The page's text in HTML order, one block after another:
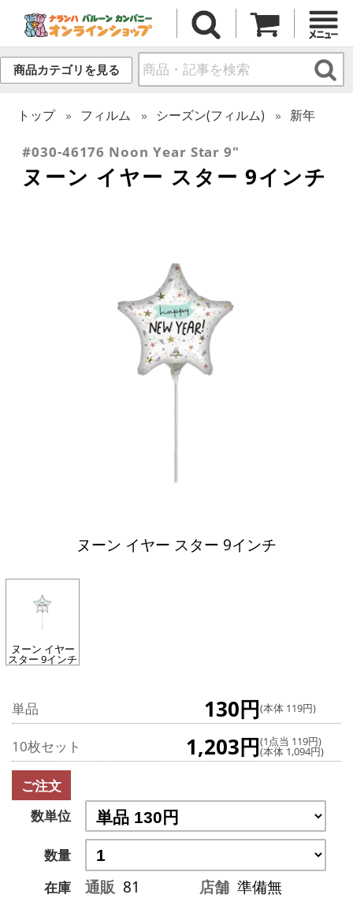
商品カテゴリを見る
トップ フィルム シーズン(フィルム) 新年
#030-46176 Noon Year Star 9"
ヌーン イヤー スター 9インチ
ヌーン イヤー スター 9インチ
ヌーン イヤー
スター 9インチ
単品 130円(本体 119円)
10枚セット 1,203円(1点当 119円)
(本体 1,094円)
ご注文
数単位
数量
在庫
通販 81 店舗 準備無